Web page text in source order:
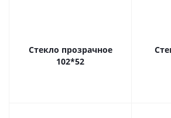
Стекло прозрачное
102*52